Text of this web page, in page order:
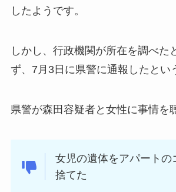
したようです。
しかし、行政機関が所在を調べた
ず、7月3日に県警に通報したとい
県警が森田容疑者と女性に事情を
女児の遺体をアパートの
捨てた